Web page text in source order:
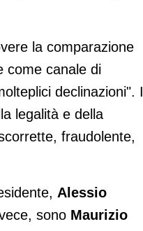
la comparazione
come canale di
declinazioni". I
legalità e della
fraudolente,
Alessio
sono Maurizio